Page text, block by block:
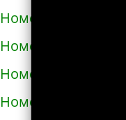
Номера телефонов
Номера телефонов
Номера телефонов
Номера